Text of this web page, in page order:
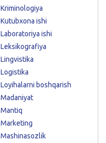
Kriminologiya
Kutubxona ishi
Laboratoriya ishi
Leksikografiya
Lingvistika
Logistika
Loyihalarni boshqarish
Madaniyat
Mantiq
Marketing
Mashinasozlik